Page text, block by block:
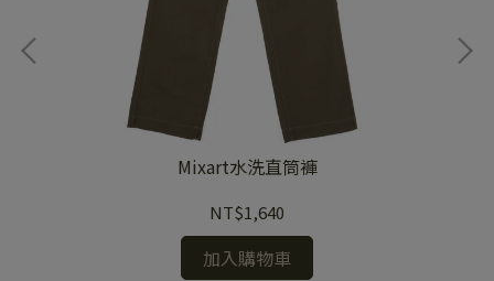
Mixart水洗直筒褲
NT$1,640
加入購物車